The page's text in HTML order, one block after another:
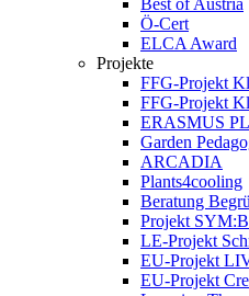
Best of Austria
Ö-Cert
ELCA Award
Projekte
FFG-Projekt
FFG-Projekt
ERASMUS
Garden
ARCADIA
Plants4cooling
Beratung
Projekt
LE-Projekt
EU-Projekt
EU-Projekt